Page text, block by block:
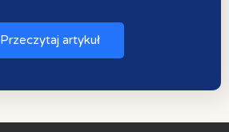
Przeczytaj artykuł